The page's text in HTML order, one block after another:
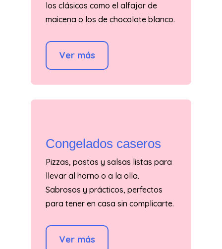
los clásicos como el alfajor de
maicena o los de chocolate blanco.
Ver más
Congelados caseros
Pizzas, pastas y salsas listas para
llevar al horno o a la olla.
Sabrosos y prácticos, perfectos
para tener en casa sin complicarte.
Ver más